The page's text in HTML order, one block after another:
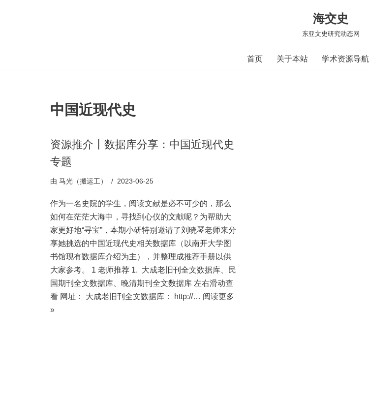
海交史
东亚文史研究动态网
首页 关于本站 学术资源导航
中国近现代史
资源推介丨数据库分享：中国近现代史
专题
由 马光（搬运工） 2023-06-25
作为一名史院的学生，阅读文献是必不可少的，那么
如何在茫茫大海中，寻找到心仪的文献呢？为帮助大
家更好地“寻宝”，本期小研特别邀请了刘晓琴老师来分
享她挑选的中国近现代史相关数据库（以南开大学图
书馆现有数据库介绍为主），并整理成推荐手册以供
大家参考。 1 老师推荐 1. 大成老旧刊全文数据库、民
国期刊全文数据库、晚清期刊全文数据库 左右滑动查
看 网址： 大成老旧刊全文数据库： http://… 阅读更多
»